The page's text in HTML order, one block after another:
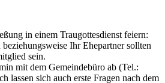
in einem Traugottesdienst feiern:
Ihr Ehepartner sollten
sein.
mit dem Gemeindebüro ab (Tel.:
lassen sich auch erste Fragen nach dem